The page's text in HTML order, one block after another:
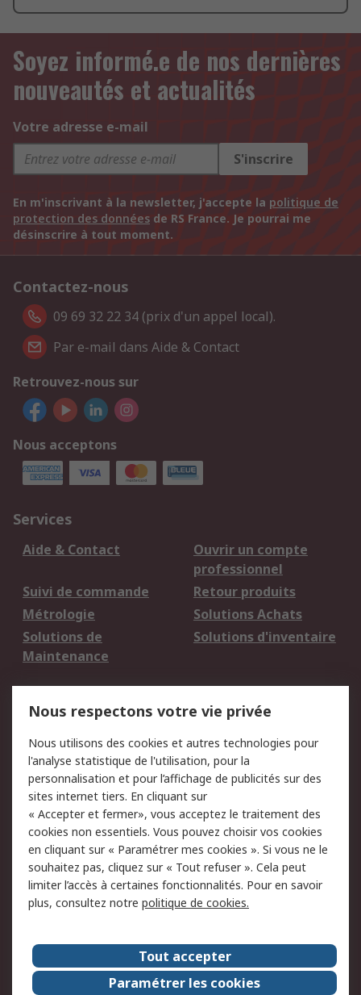
Soyez informé.e de nos dernières
nouveautés et actualités
Votre adresse e-mail
S'inscrire
En m'inscrivant à la newsletter, j'accepte la politique de
protection des données de RS France. Je pourrai me
désinscrire à tout moment.
Contactez-nous
09 69 32 22 34 (prix d'un appel local).
Par e-mail dans Aide & Contact
Retrouvez-nous sur
Nous acceptons
Services
Aide & Contact
Ouvrir un compte
professionnel
Suivi de commande
Retour produits
Métrologie
Solutions Achats
Solutions de
Maintenance
Solutions d'inventaire
du site
Politique de protection
des données - Mise à
jour
Sécurité des E-mails
Conditions générales
de vente
Politique anti-
corruption
Campagnes marketing
A propos de RS
A propos de RS France
Evénements
Le groupe RS Group Plc
Presse
RS dans le monde
Démarche RSE
Nous respectons votre vie privée
Nous utilisons des cookies et autres technologies pour
l'analyse statistique de l'utilisation, pour la
personnalisation et pour l’affichage de publicités sur des
sites internet tiers. En cliquant sur
« Accepter et fermer», vous acceptez le traitement des
cookies non essentiels. Vous pouvez choisir vos cookies
en cliquant sur « Paramétrer mes cookies ». Si vous ne le
souhaitez pas, cliquez sur « Tout refuser ». Cela peut
limiter l’accès à certaines fonctionnalités. Pour en savoir
plus, consultez notre politique de cookies.
Tout accepter
Paramétrer les cookies